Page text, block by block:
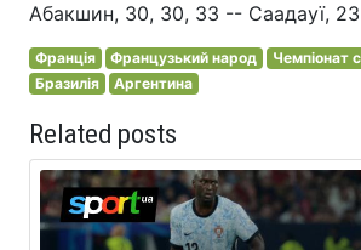
Абакшин, 30, 30, 33 -- Саадауї, 23
Франція Французький народ
Чемпіонат
Бразилія
Аргентина
Related posts